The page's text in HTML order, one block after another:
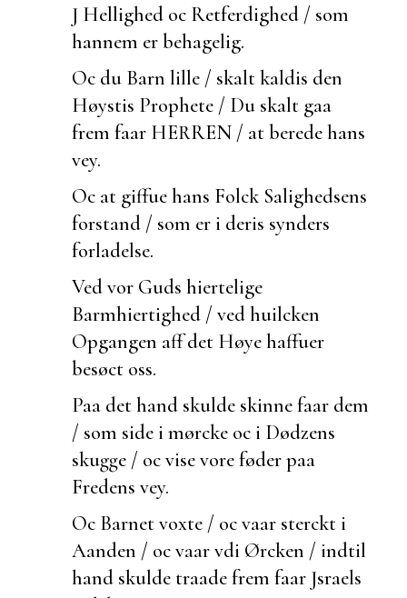
J Hellighed oc Retferdighed / som
hannem er behagelig.
Oc du Barn lille / skalt kaldis den
Høystis Prophete / Du skalt gaa
frem faar HERREN / atberede hans
vey.
Oc at giffue hans Folck Salighedsens
forstand / som er i deris synders
forladelse.
Ved vor Guds hiertelige
Barmhiertighed / vedhuilcken
Opgangen aff det Høye haffuer
besøct oss.
Paa det hand skulde skinne faar dem
/ som side i mørcke oc i Dødzens
skugge / oc vise vore føder paa
Fredens vey.
Oc Barnet voxte / oc vaar sterckt i
Aanden / oc vaar vdi Ørcken / indtil
hand skulde traade frem faar Jsraels